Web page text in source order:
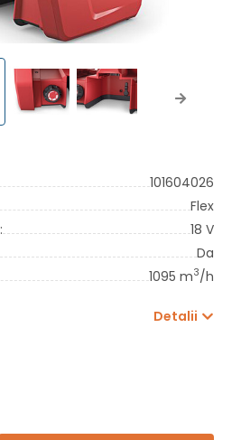
Next
101604026
Flex
18 V
Da
1095 m3/h
Detalii